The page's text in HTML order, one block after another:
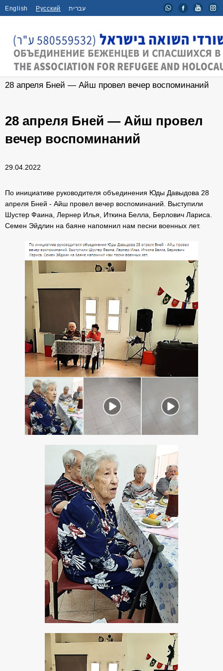
English Русский עברית
Главная / Новости /
28 апреля Бней — Айш провел вечер воспоминаний
28 апреля Бней — Айш провел
вечер воспоминаний
29.04.2022
По инициативе руководителя объединения Юды Давыдова 28
апреля Бней - Айш провел вечер воспоминаний. Выступили
Шустер Фаина, Лернер Илья, Иткина Белла, Берлович Лариса.
Семен Эйдлин на баяне напомнил нам песни военных лет.